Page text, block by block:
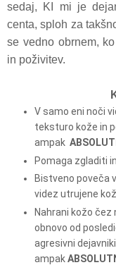
sedaj, KI mi je
centa, sploh za
se vedno obrnem,
in poživitev.
V samo eni noči
teksturo kože in
ampak
Pomaga zgladiti
Bistveno poveča
videz utrujene
Nahrani kožo čez
obnovo od
agresivni
ampak